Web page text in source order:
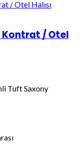
Kontrat / Otel
Tuft Saxony